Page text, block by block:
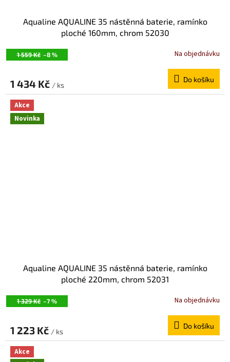
1 559 Kč –8 %
Aqualine AQUALINE 35 nástěnná baterie, ramínko
ploché 160mm, chrom 52030
Na objednávku
1 434 Kč / ks
Do košíku
Akce
Novinka
1 329 Kč –7 %
Aqualine AQUALINE 35 nástěnná baterie, ramínko
ploché 220mm, chrom 52031
Na objednávku
1 223 Kč / ks
Do košíku
Akce